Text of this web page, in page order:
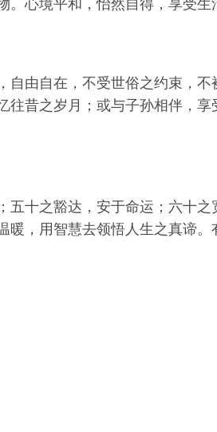
由自在，不受世俗之约束，不
昔之岁月；或与子孙相伴，享
五十之豁达，安于命运；六十之
暖，用智慧去领悟人生之真谛。